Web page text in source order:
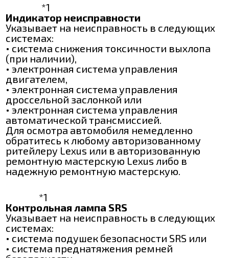
*1
Индикатор неисправности
Указывает на неисправность в следующих
системах:
• система снижения токсичности выхлопа
(при наличии),
• электронная система управления
двигателем,
• электронная система управления
дроссельной заслонкой или
• электронная система управления
автоматической трансмиссией.
Для осмотра автомобиля немедленно
обратитесь к любому авторизованному
ритейлеру Lexus или в авторизованную
ремонтную мастерскую Lexus либо в
надежную ремонтную мастерскую.
*1
Контрольная лампа SRS
Указывает на неисправность в следующих
системах:
• система подушек безопасности SRS или
• система преднатяжения ремней